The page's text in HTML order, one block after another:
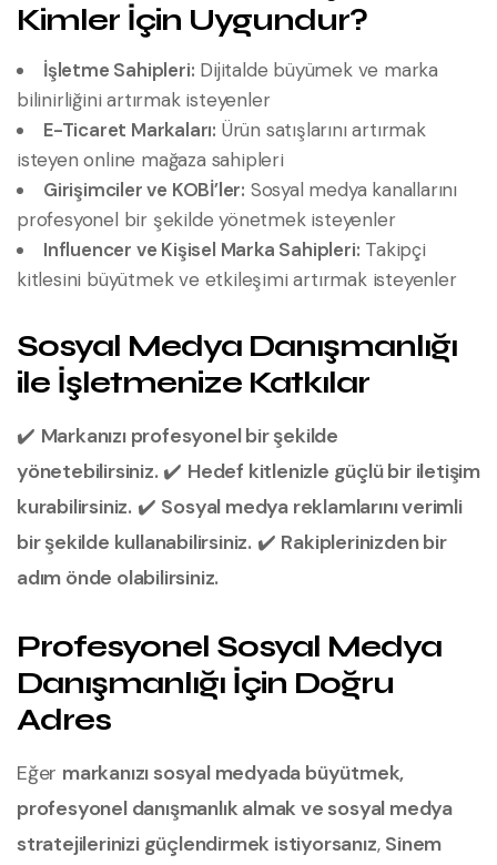
Kimler İçin Uygundur?
İşletme Sahipleri: Dijitalde büyümek ve marka
bilinirliğini artırmak isteyenler
E-Ticaret Markaları: Ürün satışlarını artırmak
isteyen online mağaza sahipleri
Girişimciler ve KOBİ’ler: Sosyal medya kanallarını
profesyonel bir şekilde yönetmek isteyenler
Influencer ve Kişisel Marka Sahipleri: Takipçi
kitlesini büyütmek ve etkileşimi artırmak isteyenler
Sosyal Medya Danışmanlığı
ile İşletmenize Katkılar
✔️ Markanızı profesyonel bir şekilde
yönetebilirsiniz.✔️ Hedef kitlenizle güçlü bir iletişim
kurabilirsiniz. ✔️ Sosyal medya reklamlarını verimli
bir şekilde kullanabilirsiniz. ✔️ Rakiplerinizden bir
adım önde olabilirsiniz.
Profesyonel Sosyal Medya
Danışmanlığı İçin Doğru
Adres
Eğer markanızı sosyal medyada büyütmek,
profesyonel danışmanlık almak ve sosyal medya
stratejilerinizi güçlendirmek istiyorsanız, Sinem